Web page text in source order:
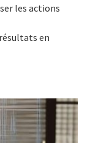
les actions
en